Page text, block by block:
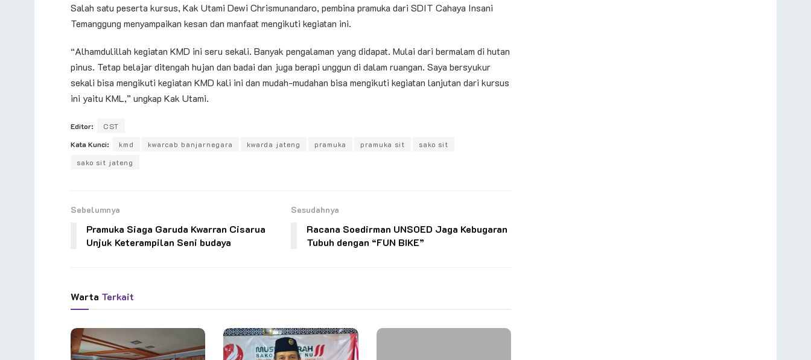
Salah satu peserta kursus, Kak Utami Dewi Chrismunandaro, pembina pramuka dari SDIT Cahaya Insani
Temanggung menyampaikan kesan dan manfaat mengikuti kegiatan ini.
“Alhamdulillah kegiatan KMD ini seru sekali. Banyak pengalaman yang didapat. Mulai dari bermalam di hutan
pinus. Tetap belajar ditengah hujan dan badai dan juga berapi unggun di dalam ruangan. Saya bersyukur
sekali bisa mengikuti kegiatan KMD kali ini dan mudah-mudahan bisa mengikuti kegiatan lanjutan dari kursus
ini yaitu KML,” ungkap Kak Utami.
Editor:
CST
Kata Kunci:
kmd kwarcab banjarnegara kwarda jateng pramuka pramuka sit
sako sit
sako sit jateng
Sebelumnya
Pramuka Siaga Garuda Kwarran Cisarua
Unjuk Keterampilan Seni budaya
Sesudahnya
Racana Soedirman UNSOED Jaga Kebugaran
Tubuh dengan “FUN BIKE”
Warta Terkait